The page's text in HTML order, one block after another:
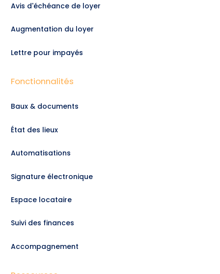
Avis d'échéance de loyer
Augmentation du loyer
Lettre pour impayés
Fonctionnalités
Baux & documents
État des lieux
Automatisations
Signature électronique
Espace locataire
Suivi des finances
Accompagnement